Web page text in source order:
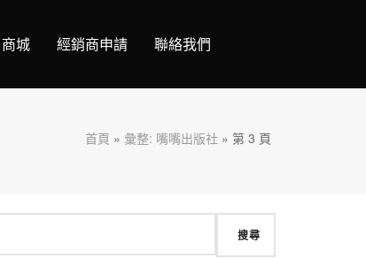
商城 經銷商申請 聯絡我們
首頁 » 彙整: 嘴嘴出版社 » 第 3 頁
搜尋